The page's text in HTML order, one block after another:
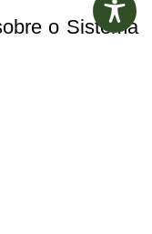
o Sistema